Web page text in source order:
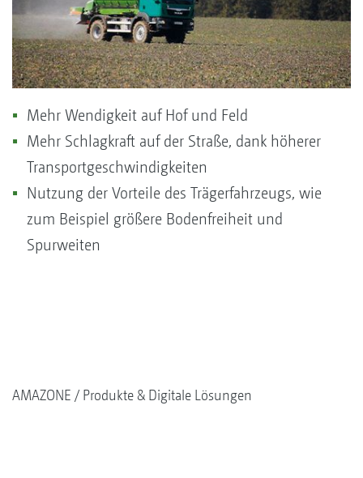
Mehr Wendigkeit auf Hof und Feld
Mehr Schlagkraft auf der Straße, dank höherer
Transportgeschwindigkeiten
Nutzung der Vorteile des Trägerfahrzeugs, wie
zum Beispiel größere Bodenfreiheit und
Spurweiten
AMAZONE Produkte & Digitale Lösungen